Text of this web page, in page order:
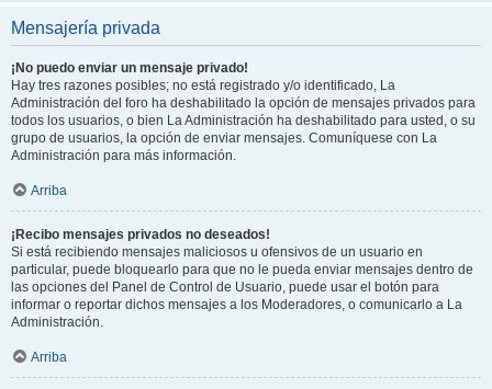
Mensajería privada
¡No puedo enviar un mensaje privado!
Hay tres razones posibles; no está registrado y/o identificado, La
Administración del foro ha deshabilitado la opción de mensajes privados para
todos los usuarios, o bien La Administración ha deshabilitado para usted, o su
grupo de usuarios, la opción de enviar mensajes. Comuníquese con La
Administración para más información.
Arriba
¡Recibo mensajes privados no deseados!
Si está recibiendo mensajes maliciosos u ofensivos de un usuario en
particular, puede bloquearlo para que no le pueda enviar mensajes dentro de
las opciones del Panel de Control de Usuario, puede usar el botón para
informar o reportar dichos mensajes a los Moderadores, o comunicarlo a La
Administración.
Arriba